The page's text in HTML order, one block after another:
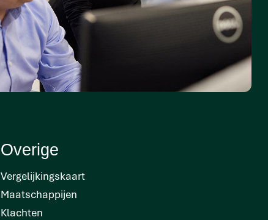
Overige
Vergelijkingskaart
Maatschappijen
Klachten